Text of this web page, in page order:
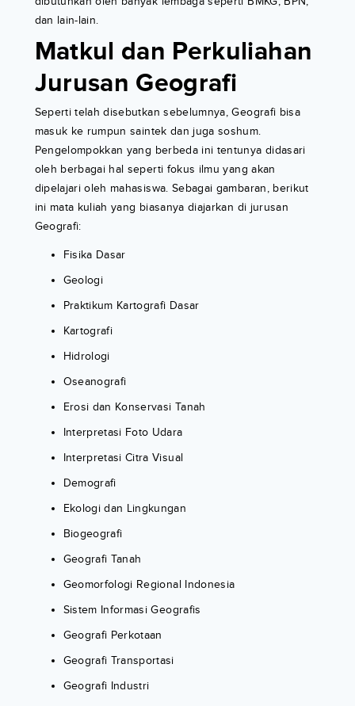
dan lain-lain.
Matkul dan Perkuliahan
Jurusan Geografi
Seperti telah disebutkan sebelumnya, Geografi bisa
masuk ke rumpun saintek dan juga soshum.
Pengelompokkan yang berbeda ini tentunya didasari
oleh berbagai hal seperti fokus ilmu yang akan
dipelajari oleh mahasiswa. Sebagai gambaran, berikut
ini mata kuliah yang biasanya diajarkan di jurusan
Geografi:
Fisika Dasar
Geologi
Praktikum Kartografi Dasar
Kartografi
Hidrologi
Oseanografi
Erosi dan Konservasi Tanah
Interpretasi Foto Udara
Interpretasi Citra Visual
Demografi
Ekologi dan Lingkungan
Biogeografi
Geografi Tanah
Geomorfologi Regional Indonesia
Sistem Informasi Geografis
Geografi Perkotaan
Geografi Transportasi
Geografi Industri